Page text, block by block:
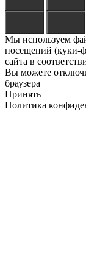
Мы используем
посещений (куки-
сайта в
Вы можете
браузера
Принять
Политика